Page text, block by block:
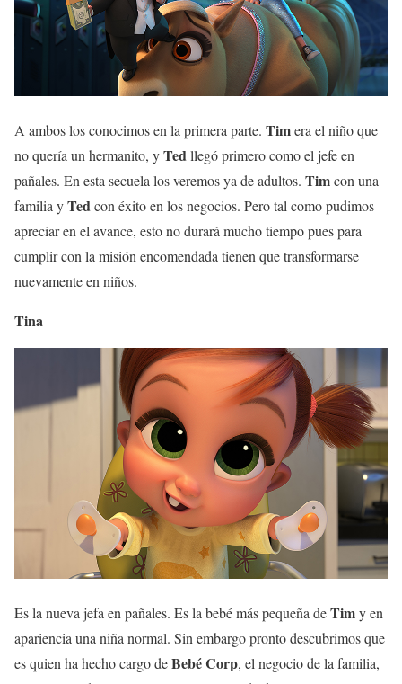
A ambos los conocimos en la primera parte. Timera el niño que
no quería un hermanito, yTedllegó primero como el jefe en
pañales. En esta secuela los veremos ya de adultos. Timcon una
familia yTedcon éxito en los negocios. Pero tal como pudimos
apreciar en el avance, esto no durará mucho tiempo pues para
cumplir con la misión encomendada tienen que transformarse
nuevamente en niños.
Tina
Es la nueva jefa en pañales. Es la bebé más pequeña deTimy en
apariencia una niña normal. Sin embargo pronto descubrimos que
es quien ha hecho cargo deBebé Corp, el negocio de la familia,